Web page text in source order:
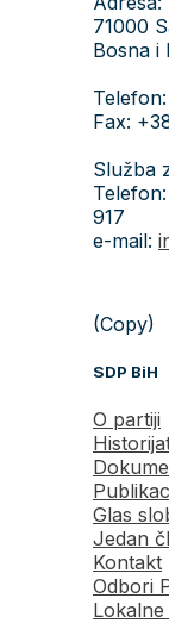
71000
Bosna i
Fax:
Služba
917
e-mail:
(Copy)
SDP BiH
O partiji
Glas
Jedan
Kontakt
Odbori